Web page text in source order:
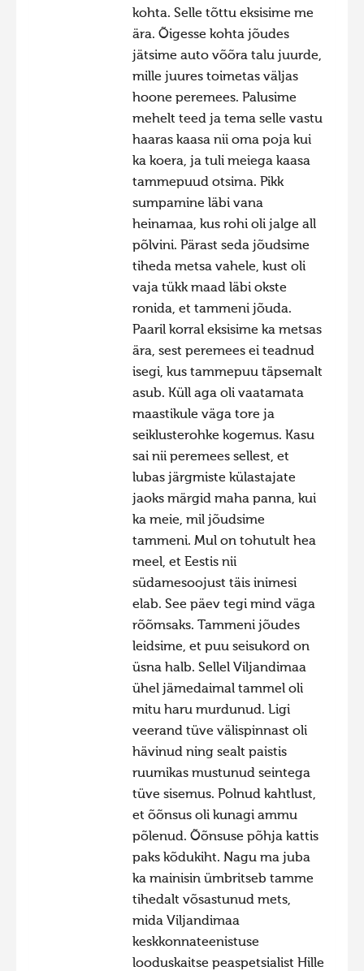
kohta. Selle tõttu eksisime me
ära. Õigesse kohta jõudes
jätsime auto võõra talu juurde,
mille juures toimetas väljas
hoone peremees. Palusime
mehelt teed ja tema selle vastu
haaras kaasa nii oma poja kui
ka koera, ja tuli meiega kaasa
tammepuud otsima. Pikk
sumpamine läbi vana
heinamaa, kus rohi oli jalge all
põlvini. Pärast seda jõudsime
tiheda metsa vahele, kust oli
vaja tükk maad läbi okste
ronida, et tammeni jõuda.
Paaril korral eksisime ka metsas
ära, sest peremees ei teadnud
isegi, kus tammepuu täpsemalt
asub. Küll aga oli vaatamata
maastikule väga tore ja
seiklusterohke kogemus. Kasu
sai nii peremees sellest, et
lubas järgmiste külastajate
jaoks märgid maha panna, kui
ka meie, mil jõudsime
tammeni. Mul on tohutult hea
meel, et Eestis nii
südamesoojust täis inimesi
elab. See päev tegi mind väga
rõõmsaks. Tammeni jõudes
leidsime, et puu seisukord on
üsna halb. Sellel Viljandimaa
ühel jämedaimal tammel oli
mitu haru murdunud. Ligi
veerand tüve välispinnast oli
hävinud ning sealt paistis
ruumikas mustunud seintega
tüve sisemus. Polnud kahtlust,
et õõnsus oli kunagi ammu
põlenud. Õõnsuse põhja kattis
paks kõdukiht. Nagu ma juba
ka mainisin ümbritseb tamme
tihedalt võsastunud mets,
mida Viljandimaa
keskkonnateenistuse
looduskaitse peaspetsialist Hille